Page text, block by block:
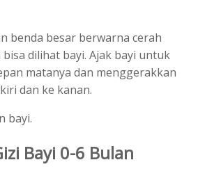
benda besar berwarna cerah
dilihat bayi. Ajak bayi untuk
matanya dan menggerakkan
dan ke kanan.
bayi.
Bayi 0-6 Bulan